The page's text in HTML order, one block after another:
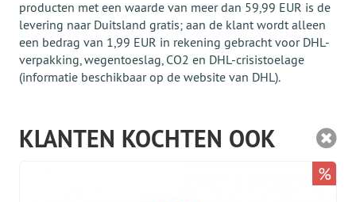
producten met een waarde van meer dan 59,99 EUR is de
levering naar Duitsland gratis; aan de klant wordt alleen
een bedrag van 1,99 EUR in rekening gebracht voor DHL-
verpakking, wegentoeslag, CO2 en DHL-crisistoelage
(informatie beschikbaar op de website van DHL).
KLANTEN KOCHTEN OOK
%